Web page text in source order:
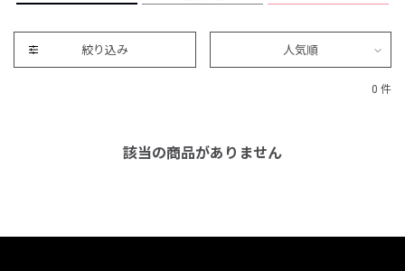
絞り込み 人気順
0 件
該当の商品がありません